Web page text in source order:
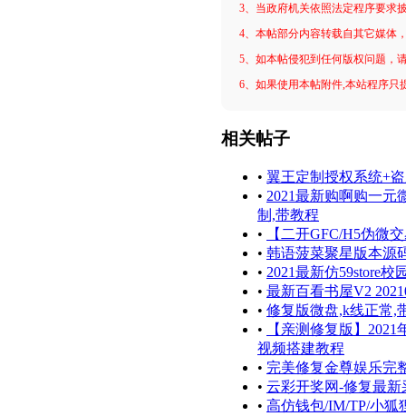
3、当政府机关依照法定程序要求
4、本帖部分内容转载自其它媒体
5、如本帖侵犯到任何版权问题，
6、如果使用本帖附件,本站程序只
相关帖子
• 翼王定制授权系统+
• 2021最新购啊购一元
制,带教程
•
【二开GFC/H5伪微
• 韩语菠菜聚星版本源
• 2021最新仿59store
• 最新百看书屋V2
• 修复版微盘,k线正常,
•
【亲测修复版】
视频搭建教程
• 完美修复金尊娱乐完
• 云彩开奖网-修复最新
• 高仿钱包/IM/TP/小狐